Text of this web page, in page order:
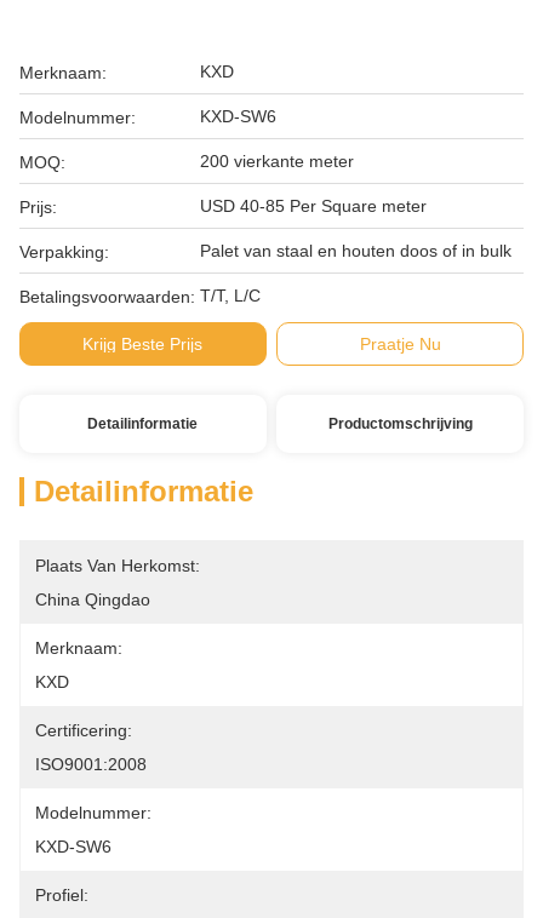
Merknaam: KXD
Modelnummer: KXD-SW6
MOQ: 200 vierkante meter
Prijs: USD 40-85 Per Square meter
Verpakking: Palet van staal en houten doos of in bulk
Betalingsvoorwaarden: T/T, L/C
Krijg Beste Prijs Praatje Nu
Detailinformatie Productomschrijving
Detailinformatie
Plaats Van Herkomst:
China Qingdao
Merknaam:
KXD
Certificering:
ISO9001:2008
Modelnummer:
KXD-SW6
Profiel: